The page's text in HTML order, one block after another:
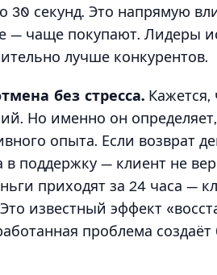
30 секунд. Это напрямую
— чаще покупают. Лидеры
лучше конкурентов.
без стресса. Кажется,
Но именно он
опыта. Если возврат
в поддержку — клиент не
приходят за 24 часа —
известный эффект
проблема